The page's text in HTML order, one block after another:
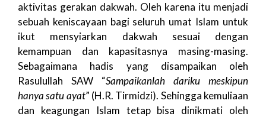
aktivitas gerakan dakwah. Oleh karena itu menjadi
sebuah keniscayaan bagi seluruh umat Islam untuk
ikut mensyiarkan dakwah sesuai dengan
kemampuan dan kapasitasnya masing-masing.
Sebagaimana hadis yang disampaikan oleh
Rasulullah SAW “Sampaikanlah dariku meskipun
hanya satu ayat” (H.R. Tirmidzi). Sehingga kemuliaan
dan keagungan Islam tetap bisa dinikmati oleh